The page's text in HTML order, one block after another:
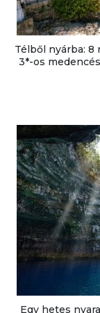
Télből nyárba: 8
3*-os
Egy hetes